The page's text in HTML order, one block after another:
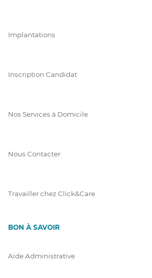
Implantations
Inscription Candidat
Nos Services à Domicile
Nous Contacter
Travailler chez Click&Care
BON À SAVOIR
Aide Administrative